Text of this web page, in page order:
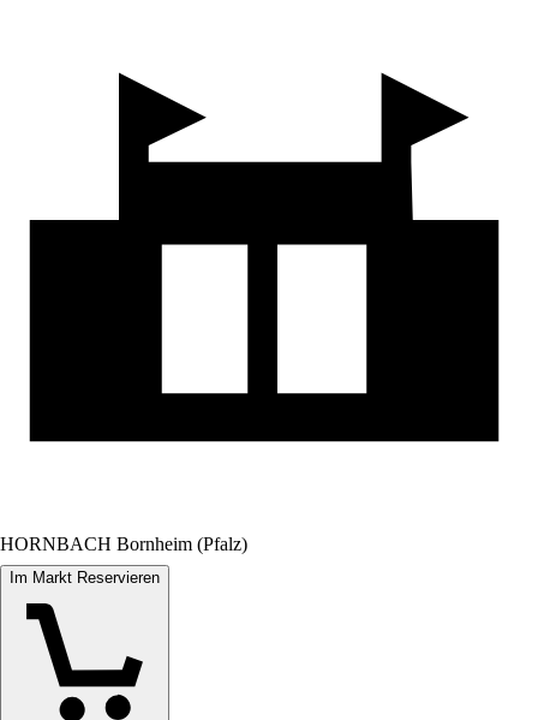
HORNBACH Bornheim (Pfalz)
Im Markt Reservieren